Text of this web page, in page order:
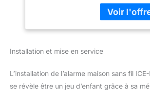
mouvement
5 détecteurs
L'ensemble des
sont
expédition
Installation et mise en service
L’installation de l’alarme maison sans fil
se révèle être un jeu d’enfant grâce à sa